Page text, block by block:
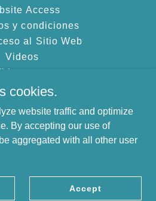
Access
y condiciones
al Sitio Web
Videos
esp
Disclosures MM
cookies.
website traffic and optimize
By accepting our use of
aggregated with all other user
Accept